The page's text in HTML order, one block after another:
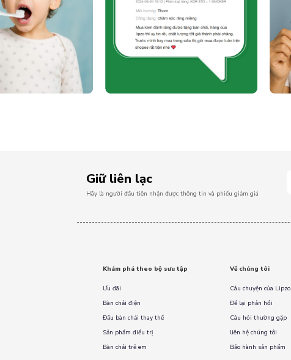
Giữ liên lạc
Hãy là người đầu tiên nhận được thông tin và phiếu giảm giá
Khám phá theo bộ sưu tập
Ưu đãi
Bàn chải điện
Đầu bàn chải thay thế
Sản phẩm điều trị
Bàn chải trẻ em
Về chúng tôi
Câu chuyện của Lipzo
Để lại phản hồi
Câu hỏi thường gặp
liên hệ chúng tôi
Bảo hành sản phẩm